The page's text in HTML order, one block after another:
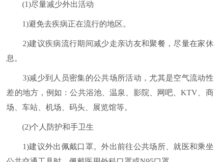
(1)尽量减少外出活动
1)避免去疾病正在流行的地区。
2)建议疾病流行期间减少走亲访友和聚餐，尽量在家休
息。
3)减少到人员密集的公共场所活动，尤其是空气流动性
差的地方，例如：公共浴池、温泉、影院、网吧、KTV、商
场、车站、机场、码头、展览馆等。
(2)个人防护和手卫生
1)建议外出佩戴口罩。外出前往公共场所、就医和乘坐